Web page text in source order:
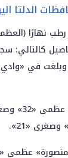
الدلتا
التفاصيل
«32» وصغرى «21»،